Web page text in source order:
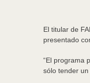
El titular de
presentado
“El programa
sólo tender